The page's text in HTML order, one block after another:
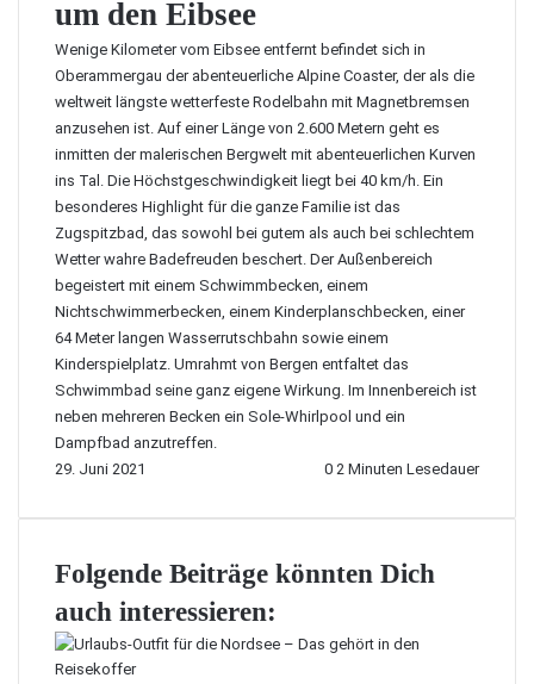
um den Eibsee
Wenige Kilometer vom Eibsee entfernt befindet sich in
Oberammergau der abenteuerliche Alpine Coaster, der als die
weltweit längste wetterfeste Rodelbahn mit Magnetbremsen
anzusehen ist. Auf einer Länge von 2.600 Metern geht es
inmitten der malerischen Bergwelt mit abenteuerlichen Kurven
ins Tal. Die Höchstgeschwindigkeit liegt bei 40 km/h. Ein
besonderes Highlight für die ganze Familie ist das
Zugspitzbad, das sowohl bei gutem als auch bei schlechtem
Wetter wahre Badefreuden beschert. Der Außenbereich
begeistert mit einem Schwimmbecken, einem
Nichtschwimmerbecken, einem Kinderplanschbecken, einer
64 Meter langen Wasserrutschbahn sowie einem
Kinderspielplatz. Umrahmt von Bergen entfaltet das
Schwimmbad seine ganz eigene Wirkung. Im Innenbereich ist
neben mehreren Becken ein Sole-Whirlpool und ein
Dampfbad anzutreffen.
29. Juni 2021
0 2 Minuten Lesedauer
Folgende Beiträge könnten Dich
auch interessieren: